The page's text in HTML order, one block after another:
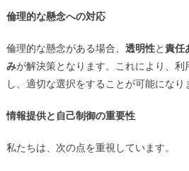
倫理的な懸念への対応
倫理的な懸念がある場合、 透明性と責任
みが解決策となります。これにより、
し、適切な選択をすることが可能になり
情報提供と自己制御の重要性
私たちは、次の点を重視しています。